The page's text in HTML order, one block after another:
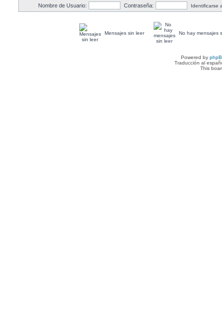
Nombre de Usuario: Contraseña: Identificarse
Mensajes sin leer No hay mensajes
Powered by
Traducción al
This